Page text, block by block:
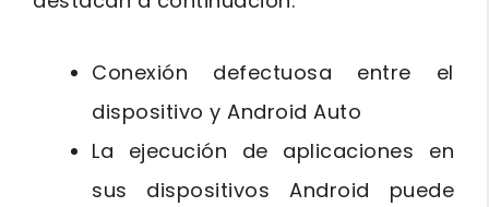
Conexión defectuosa entre el
dispositivo y Android Auto
La ejecución de aplicaciones en
sus dispositivos Android puede